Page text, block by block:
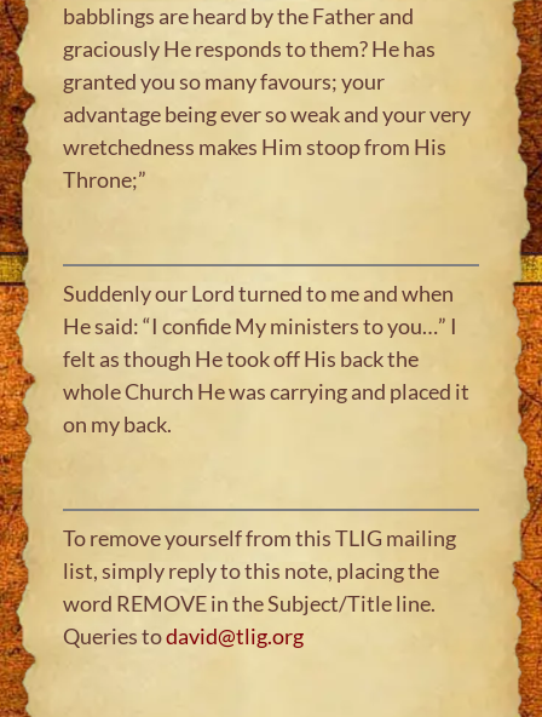
babblings are heard by the Father and
graciously He responds to them? He has
granted you so many favours; your
advantage being ever so weak and your very
wretchedness makes Him stoop from His
Throne;”
Suddenly our Lord turned to me and when
He said: “I confide My ministers to you…” I
felt as though He took off His back the
whole Church He was carrying and placed it
on my back.
To remove yourself from this TLIG mailing
list, simply reply to this note, placing the
word REMOVE in the Subject/Title line.
Queries todavid@tlig.org